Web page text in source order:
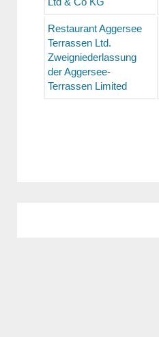
Restaurant Aggersee
Terrassen Ltd.
Zweigniederlassung
der Aggersee-
Terrassen Limited